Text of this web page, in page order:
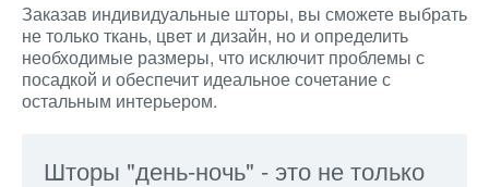
Заказав индивидуальные шторы, вы сможете выбрать
не только ткань, цвет и дизайн, но и определить
необходимые размеры, что исключит проблемы с
посадкой и обеспечит идеальное сочетание с
остальным интерьером.
Шторы "день-ночь" - это не только